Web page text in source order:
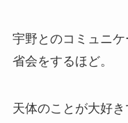
宇野とのコミュニ
省会をするほど。
天体のことが大好